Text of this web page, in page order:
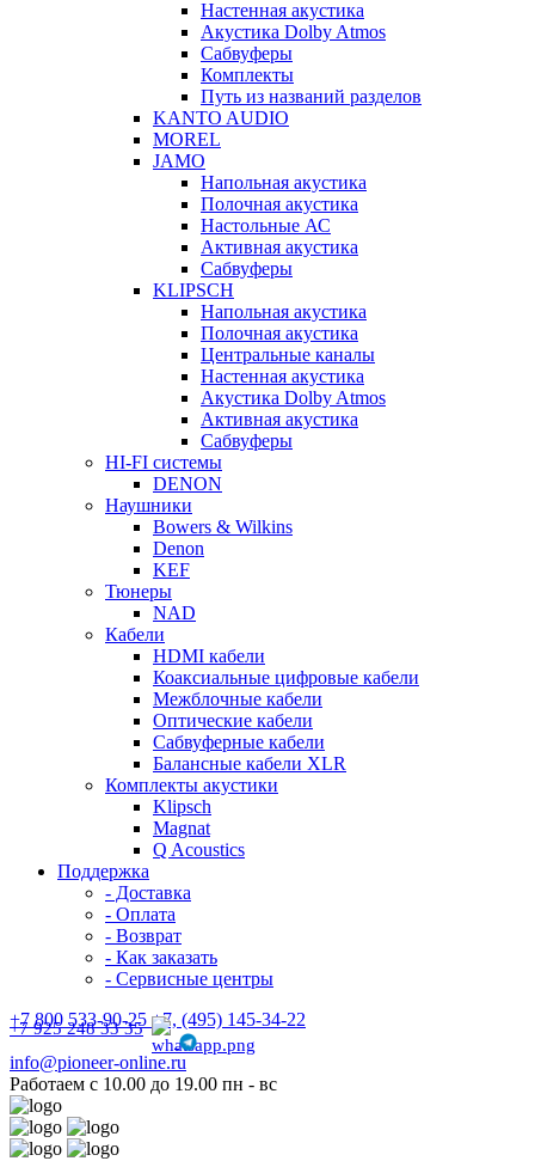
Настенная акустика
Акустика Dolby Atmos
Сабвуферы
Комплекты
Путь из названий разделов
KANTO AUDIO
MOREL
JAMO
Напольная акустика
Полочная акустика
Настольные АС
Активная акустика
Сабвуферы
KLIPSCH
Напольная акустика
Полочная акустика
Центральные каналы
Настенная акустика
Акустика Dolby Atmos
Активная акустика
Сабвуферы
HI-FI системы
DENON
Наушники
Bowers & Wilkins
Denon
KEF
Тюнеры
NAD
Кабели
HDMI кабели
Коаксиальные цифровые кабели
Межблочные кабели
Оптические кабели
Сабвуферные кабели
Балансные кабели XLR
Комплекты акустики
Klipsch
Magnat
Q Acoustics
Поддержка
- Доставка
- Оплата
- Возврат
- Как заказать
- Сервисные центры
+7 800 533-90-25 +7, (495) 145-34-22
+7 925 248 33 35
info@pioneer-online.ru
Работаем с 10.00 до 19.00 пн - вс